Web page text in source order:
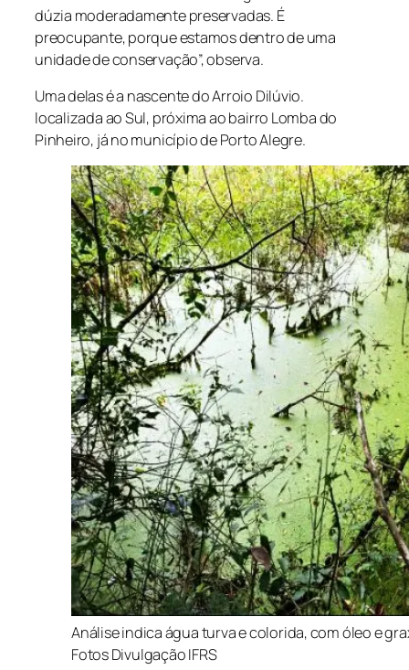
dúzia moderadamente preservadas. É
preocupante, porque estamos dentro de uma
unidade de conservação”, observa.
Uma delas é a nascente do Arroio Dilúvio.
localizada ao Sul, próxima ao bairro Lomba do
Pinheiro, já no município de Porto Alegre.
Análise indica água turva e colorida, com óleo e
Fotos Divulgação IFRS